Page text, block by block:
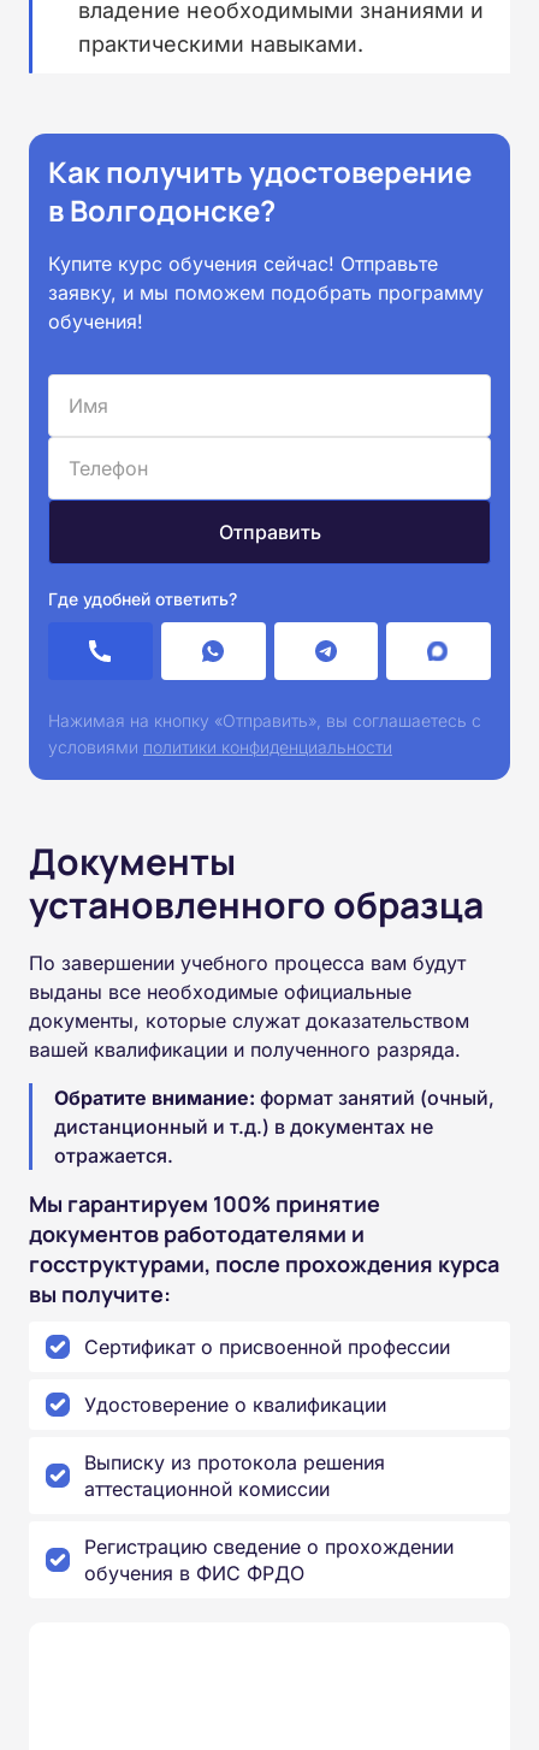
владение необходимыми знаниями и
практическими навыками.
Как получить удостоверение
в Волгодонске?
Купите курс обучения сейчас! Отправьте
заявку, и мы поможем подобрать программу
обучения!
Где удобней ответить?
Нажимая на кнопку «Отправить», вы соглашаетесь с
условиями политики конфиденциальности
Документы
установленного образца
По завершении учебного процесса вам будут
выданы все необходимые официальные
документы, которые служат доказательством
вашей квалификации и полученного разряда.
Обратите внимание: формат занятий (очный,
дистанционный и т.д.) в документах не
отражается.
Мы гарантируем 100% принятие
документов работодателями и
госструктурами, после прохождения курса
вы получите:
Сертификат о присвоенной профессии
Удостоверение о квалификации
Выписку из протокола решения
аттестационной комиссии
Регистрацию сведение о прохождении
обучения в ФИС ФРДО